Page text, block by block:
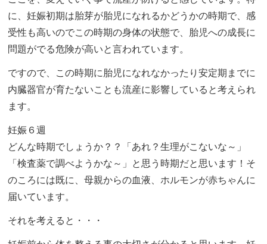
に、妊娠初期は胎芽が胎児になれるかどうかの時期で、感
受性も高いのでこの時期の身体の状態で、胎児への成長に
問題がでる危険が高いと言われています。
ですので、この時期に胎児になれなかったり安定期までに
内臓器官が育たないことも流産に影響していると考えられ
ます。
妊娠６週
どんな時期でしょうか？？「あれ？生理がこないな～」
「検査薬で調べようかな～」と思う時期だと思います！そ
のころには既に、母親からの血液、ホルモンが赤ちゃんに
届いています。
それを考えると・・・